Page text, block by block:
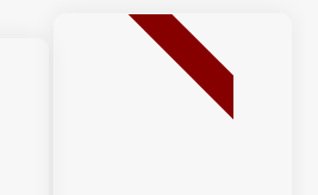
BESTSELLER